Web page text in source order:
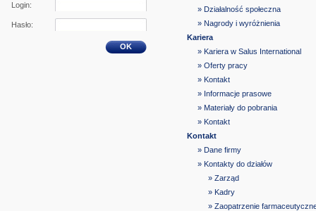
Login:
Hasło:
OK
» Działalność społeczna
» Nagrody i wyróżnienia
Kariera
» Kariera w Salus International
» Oferty pracy
» Kontakt
» Informacje prasowe
» Materiały do pobrania
» Kontakt
Kontakt
» Dane firmy
» Kontakty do działów
» Zarząd
» Kadry
» Zaopatrzenie